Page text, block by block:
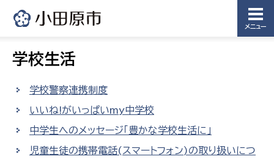
メニュー
学校生活
学校警察連携制度
いいね!がいっぱいmy中学校
中学生へのメッセージ「豊かな学校生活に」
児童生徒の携帯電話(スマートフォン)の取り扱いにつ